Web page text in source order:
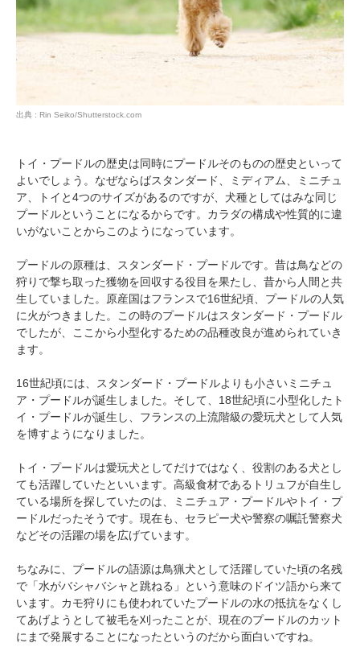
出典 : Rin Seiko/Shutterstock.com
トイ・プードルの歴史は同時にプードルそのものの歴史といって
よいでしょう。なぜならばスタンダード、ミディアム、ミニチュ
ア、トイと4つのサイズがあるのですが、犬種としてはみな同じ
プードルということになるからです。カラダの構成や性質的に違
いがないことからこのようになっています。
プードルの原種は、スタンダード・プードルです。昔は鳥などの
狩りで撃ち取った獲物を回収する役目を果たし、昔から人間と共
生していました。原産国はフランスで16世紀頃、プードルの人気
に火がつきました。この時のプードルはスタンダード・プードル
でしたが、ここから小型化するための品種改良が進められていき
ます。
16世紀頃には、スタンダード・プードルよりも小さいミニチュ
ア・プードルが誕生しました。そして、18世紀頃に小型化したト
イ・プードルが誕生し、フランスの上流階級の愛玩犬として人気
を博すようになりました。
トイ・プードルは愛玩犬としてだけではなく、役割のある犬とし
ても活躍していたといいます。高級食材であるトリュフが自生し
ている場所を探していたのは、ミニチュア・プードルやトイ・プ
ードルだったそうです。現在も、セラピー犬や警察の嘱託警察犬
などその活躍の場を広げています。
ちなみに、プードルの語源は鳥猟犬として活躍していた頃の名残
で「水がバシャバシャと跳ねる」という意味のドイツ語から来て
います。カモ狩りにも使われていたプードルの水の抵抗をなくし
てあげようとして被毛を刈ったことが、現在のプードルのカット
にまで発展することになったというのだから面白いですね。